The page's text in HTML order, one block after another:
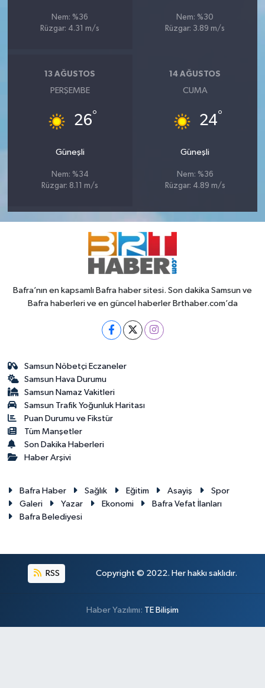
Nem: %36
Rüzgar: 4.31 m/s
Nem: %30
Rüzgar: 3.89 m/s
13 AĞUSTOS
PERŞEMBE
26°
Güneşli
Nem: %34
Rüzgar: 8.11 m/s
14 AĞUSTOS
CUMA
24°
Güneşli
Nem: %36
Rüzgar: 4.89 m/s
Bafra’nın en kapsamlı Bafra haber sitesi. Son dakika Samsun ve
Bafra haberleri ve en güncel haberler Brthaber.com’da
Samsun Nöbetçi Eczaneler
Samsun Hava Durumu
Samsun Namaz Vakitleri
Samsun Trafik Yoğunluk Haritası
Puan Durumu ve Fikstür
Tüm Manşetler
Son Dakika Haberleri
Haber Arşivi
Bafra Haber Sağlık Eğitim Asayiş
Spor
Galeri
Yazar Ekonomi
Bafra Vefat İlanları
Bafra Belediyesi
RSS Copyright © 2022. Her hakkı saklıdır.
Haber Yazılımı: TE Bilişim